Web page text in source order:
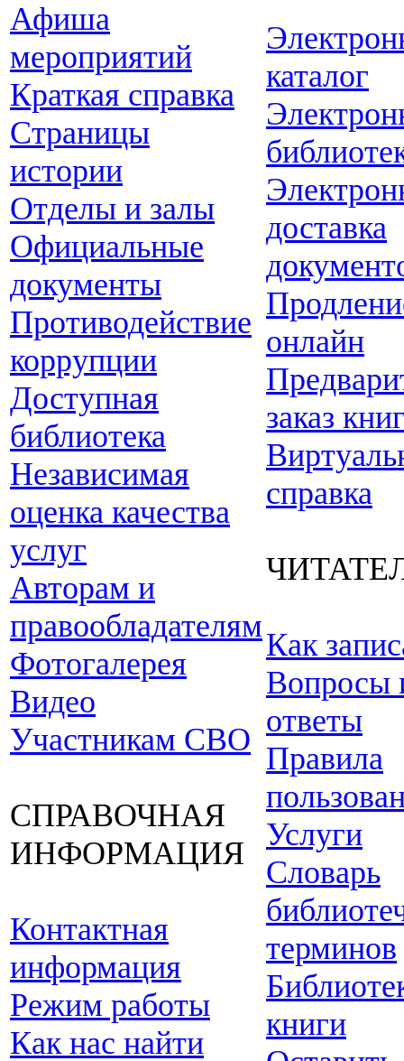
Афиша
мероприятий
Краткая справка
Страницы
истории
Отделы и залы
Официальные
документы
Противодействие
коррупции
Доступная
библиотека
Независимая
оценка качества
услуг
Авторам и
правообладателям
Фотогалерея
Видео
Участникам СВО
СПРАВОЧНАЯ
ИНФОРМАЦИЯ
Контактная
информация
Режим работы
Как нас найти
каталог
доставка
онлайн
заказ
справка
Как
Вопросы
ответы
Правила
Услуги
Словарь
терминов
книги